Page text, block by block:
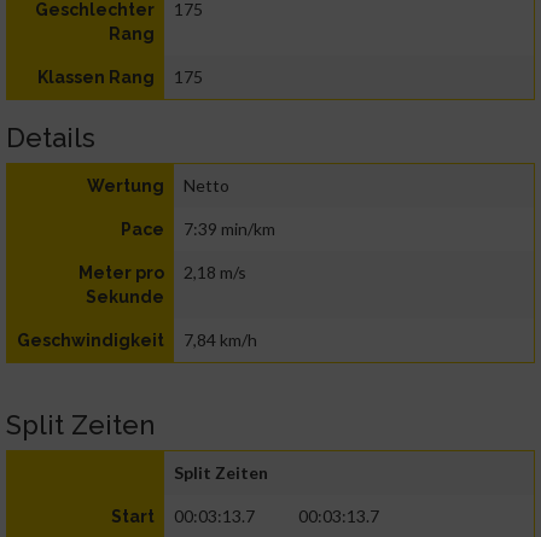
Geschlechter
Rang
175
Klassen Rang 175
Details
Wertung Netto
Pace 7:39 min/km
Meter pro
Sekunde
2,18 m/s
Geschwindigkeit 7,84 km/h
Split Zeiten
Split Zeiten
Start 00:03:13.7 00:03:13.7